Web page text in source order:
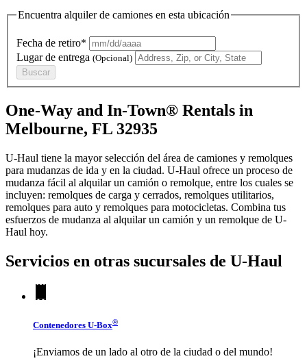
Encuentra alquiler de camiones en esta ubicación
Fecha de retiro*
Lugar de entrega (Opcional)
Buscar
One-Way and In-Town® Rentals in
Melbourne, FL 32935
U-Haul tiene la mayor selección del área de camiones y remolques
para mudanzas de ida y en la ciudad. U-Haul ofrece un proceso de
mudanza fácil al alquilar un camión o remolque, entre los cuales se
incluyen: remolques de carga y cerrados, remolques utilitarios,
remolques para auto y remolques para motocicletas. Combina tus
esfuerzos de mudanza al alquilar un camión y un remolque de U-
Haul hoy.
Servicios en otras sucursales de U-Haul
Contenedores U-Box®
¡Enviamos de un lado al otro de la ciudad o del mundo!